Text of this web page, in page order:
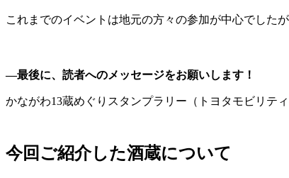
これまでのイベントは地元の方々の参加が中心でした
―最後に、読者へのメッセージをお願いします！
かながわ13蔵めぐりスタンプラリー（トヨタモビリテ
今回ご紹介した酒蔵について